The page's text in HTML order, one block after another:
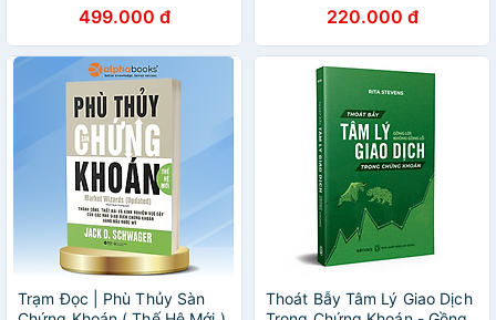
499.000 đ 220.000 đ
Trạm Đọc | Phù Thủy Sàn
Thoát Bẫy Tâm Lý Giao Dịch